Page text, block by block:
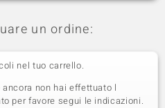
un ordine:
nel tuo carrello.
non hai effettuato l
per favore segui le indicazioni.